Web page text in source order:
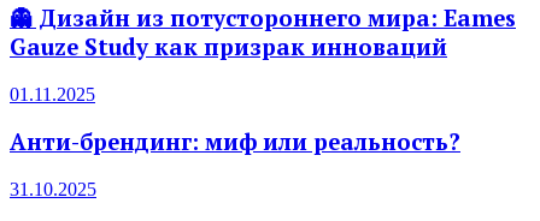
👻 Дизайн из потустороннего мира: Eames
Gauze Study как призрак инноваций
01.11.2025
Анти-брендинг: миф или реальность?
31.10.2025